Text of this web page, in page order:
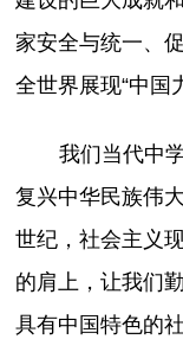
家安全与统一、
全世界展现“中国
我们当代中
复兴中华民族伟
世纪，社会主义
的肩上，让我们
具有中国特色的